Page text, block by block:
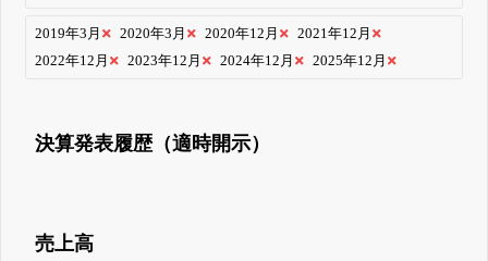
2019年3月 2020年3月 2020年12月
2021年12月
2022年12月
2023年12月 2024年12月 2025年12月
決算発表履歴（適時開示）
売上高